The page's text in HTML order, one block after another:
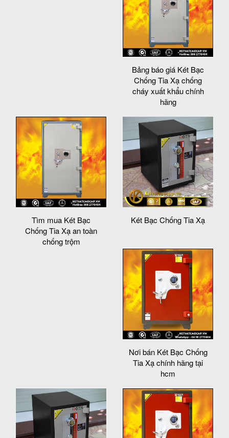
Bảng báo giá Két Bạc
Chống Tia Xạ chống
cháy xuất khẩu chính
hãng
Tìm mua Két Bạc
Chống Tia Xạ an toàn
chống trộm
Két Bạc Chống Tia Xạ
Nơi bán Két Bạc Chống
Tia Xạ chính hãng tại
hcm